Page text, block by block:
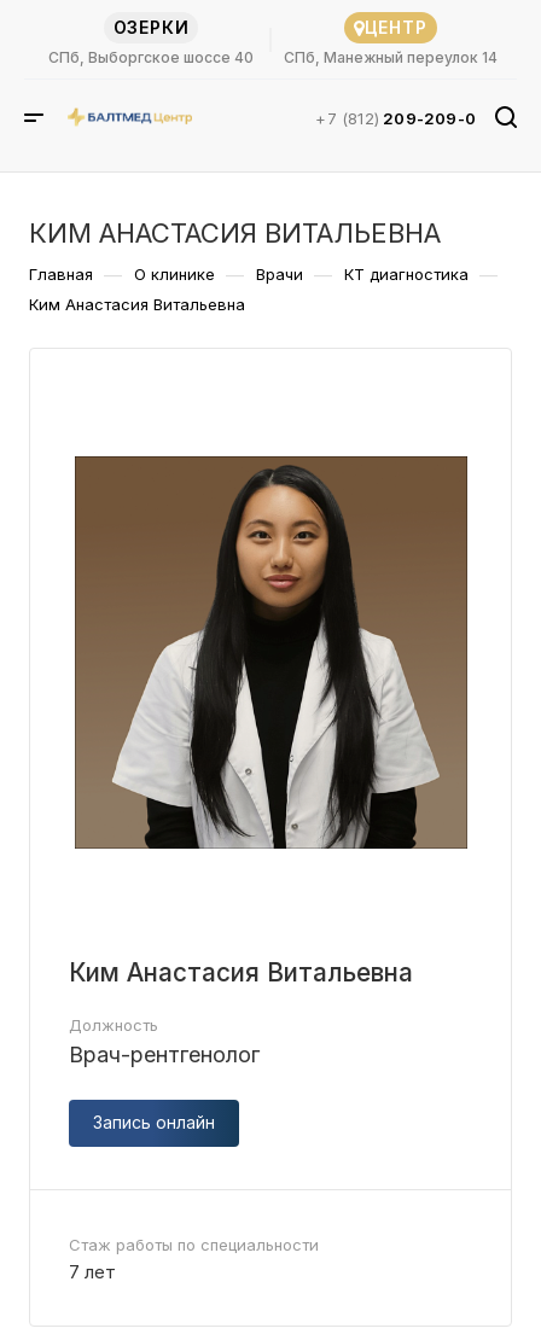
ОЗЕРКИ
СПб, Выборгское шоссе 40
ЦЕНТР
СПб, Манежный переулок 14
+7 (812) 209-209-0
КИМ АНАСТАСИЯ ВИТАЛЬЕВНА
Главная — О клинике — Врачи — КТ диагностика —
Ким Анастасия Витальевна
Ким Анастасия Витальевна
Должность
Врач-рентгенолог
Запись онлайн
Стаж работы по специальности
7 лет